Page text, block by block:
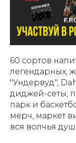
60 сортов
легендарных,
"Ундервуд",
диджей-сеты,
парк и
мерч, маркет
вся волчья